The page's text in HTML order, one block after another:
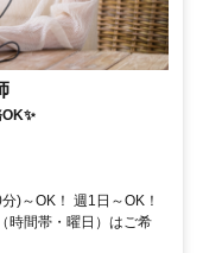
)～OK！ 週1日～OK！
時間帯・曜日）はご希